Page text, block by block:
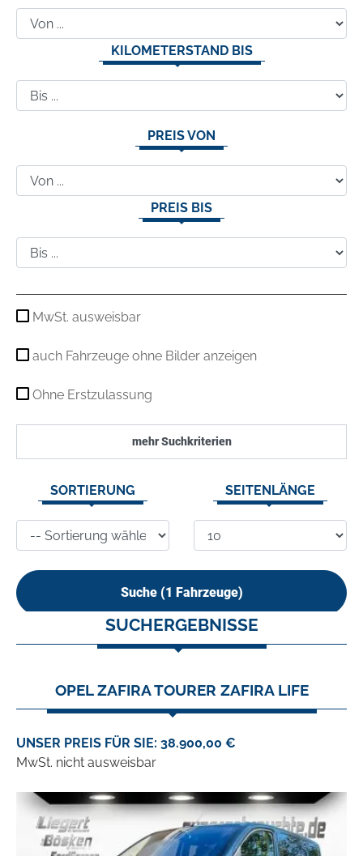
KILOMETERSTAND BIS
PREIS VON
PREIS BIS
MwSt. ausweisbar
auch Fahrzeuge ohne Bilder anzeigen
Ohne Erstzulassung
mehr Suchkriterien
SORTIERUNG SEITENLÄNGE
Suche (1 Fahrzeuge)
SUCHERGEBNISSE
OPEL ZAFIRA TOURER ZAFIRA LIFE
UNSER PREIS FÜR SIE: 38.900,00 €
MwSt. nicht ausweisbar